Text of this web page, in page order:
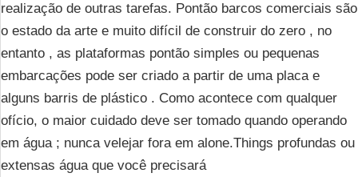
realização de outras tarefas. Pontão barcos comerciais são
o estado da arte e muito difícil de construir do zero , no
entanto , as plataformas pontão simples ou pequenas
embarcações pode ser criado a partir de uma placa e
alguns barris de plástico . Como acontece com qualquer
ofício, o maior cuidado deve ser tomado quando operando
em água ; nunca velejar fora em alone.Things profundas ou
extensas água que você precisará